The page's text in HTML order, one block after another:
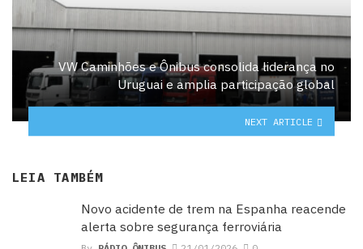
VW Caminhões e Ônibus consolida liderança no
Uruguai e amplia participação global
NEXT ARTICLE
LEIA TAMBÉM
Novo acidente de trem na Espanha reacende
alerta sobre segurança ferroviária